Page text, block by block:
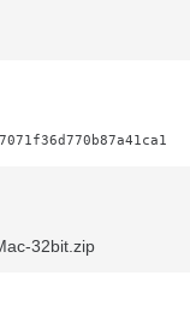
32bit.zip